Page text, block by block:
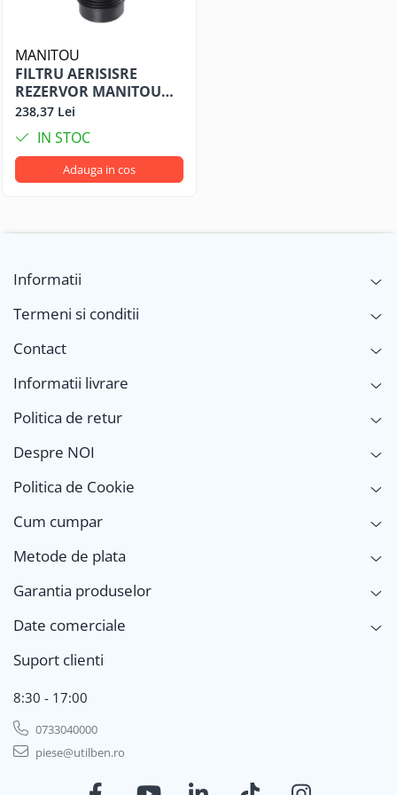
MANITOU
FILTRU AERISISRE
REZERVOR MANITOU
732 COD 266219
238,37 Lei
IN STOC
Adauga in cos
Informatii
Termeni si conditii
Contact
Informatii livrare
Politica de retur
Despre NOI
Politica de Cookie
Cum cumpar
Metode de plata
Garantia produselor
Date comerciale
Suport clienti
8:30 - 17:00
0733040000
piese@utilben.ro